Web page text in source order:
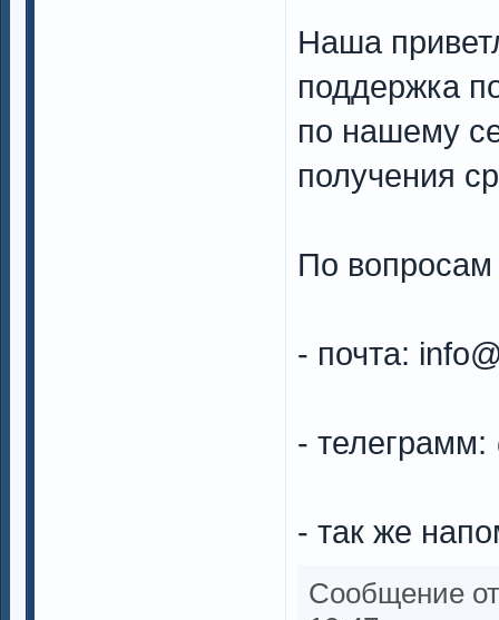
Наша
поддержка
по нашему
получения
По вопросам
- почта:
- телеграмм:
- так же
Сообщение